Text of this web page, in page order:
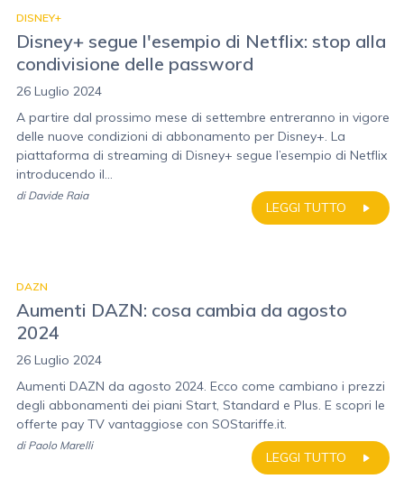
DISNEY+
Disney+ segue l'esempio di Netflix: stop alla
condivisione delle password
26 Luglio 2024
A partire dal prossimo mese di settembre entreranno in vigore
delle nuove condizioni di abbonamento per Disney+. La
piattaforma di streaming di Disney+ segue l’esempio di Netflix
introducendo il...
LEGGI TUTTO
di Davide Raia
DAZN
Aumenti DAZN: cosa cambia da agosto
2024
26 Luglio 2024
Aumenti DAZN da agosto 2024. Ecco come cambiano i prezzi
degli abbonamenti dei piani Start, Standard e Plus. E scopri le
offerte pay TV vantaggiose con SOStariffe.it.
LEGGI TUTTO
di Paolo Marelli